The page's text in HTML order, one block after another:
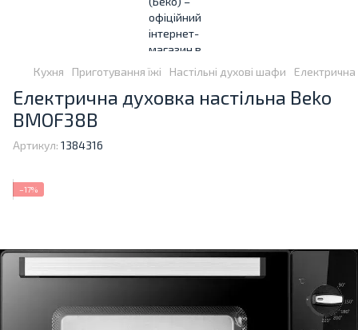
Кухня Приготування їжі Настільні духові шафи Електрична
Електрична духовка настільна Beko
BMOF38B
Артикул: 1384316
−17%